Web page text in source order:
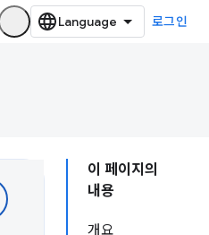
로그인
이 페이지의
내용
개요